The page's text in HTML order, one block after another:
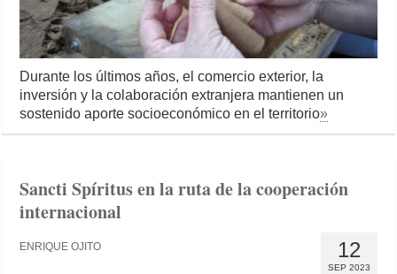
Durante los últimos años, el comercio exterior, la
inversión y la colaboración extranjera mantienen un
sostenido aporte socioeconómico en el territorio»
Sancti Spíritus en la ruta de la cooperación
internacional
12
SEP 2023
ENRIQUE OJITO